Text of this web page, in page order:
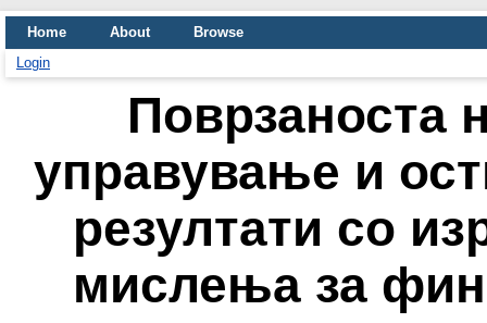
Home About
Browse
Login
Поврзаноста
управување и
резултати со
мислења за